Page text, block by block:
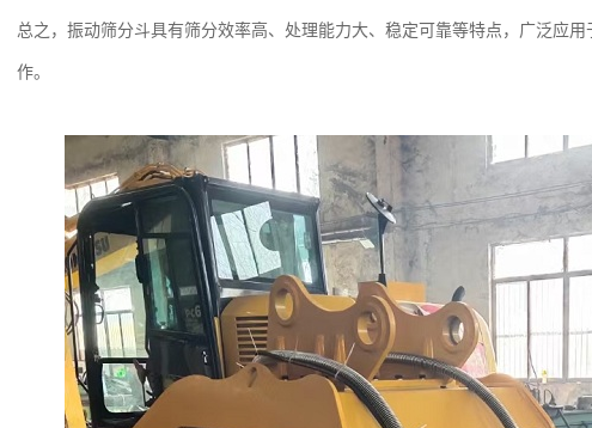
总之，振动筛分斗具有筛分效率高、处理能力大、稳定可靠等特点，广泛应
作。